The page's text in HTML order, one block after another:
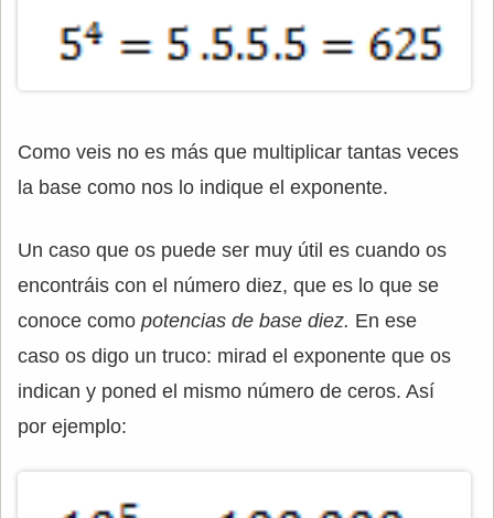
Como veis no es más que multiplicar tantas veces
la base como nos lo indique el exponente.
Un caso que os puede ser muy útil es cuando os
encontráis con el número diez, que es lo que se
conoce como potencias de base diez. En ese
caso os digo un truco: mirad el exponente que os
indican y poned el mismo número de ceros. Así
por ejemplo: